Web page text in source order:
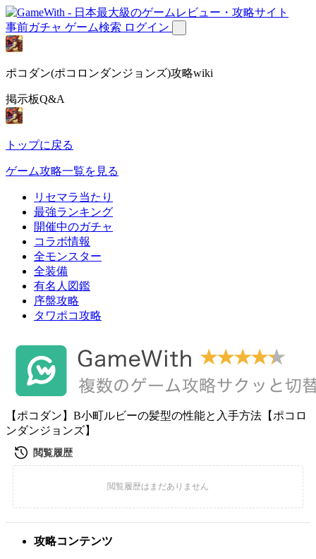
事前ガチャ ゲーム検索 ログイン
ポコダン(ポコロンダンジョンズ)攻略wiki
掲示板Q&A
トップに戻る
ゲーム攻略一覧を見る
リセマラ当たり
最強ランキング
開催中のガチャ
コラボ情報
全モンスター
全装備
有名人図鑑
序盤攻略
タワポコ攻略
【ポコダン】B小町ルビーの髪型の性能と入手方法【ポコロ
ンダンジョンズ】
攻略コンテンツ